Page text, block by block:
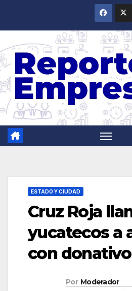
ESTADO Y CIUDAD
Cruz Roja
yucatecos a
con
Por Moderador